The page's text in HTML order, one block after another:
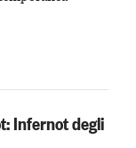
Infernot degli